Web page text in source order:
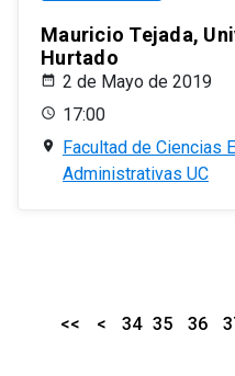
Mauricio Tejada,
Hurtado
2 de Mayo de 2019
17:00
Facultad de Ciencias
Administrativas UC
<< < 34 35 36